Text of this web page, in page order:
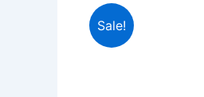
Sale!